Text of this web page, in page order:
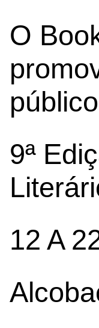
O
9ª
12 A